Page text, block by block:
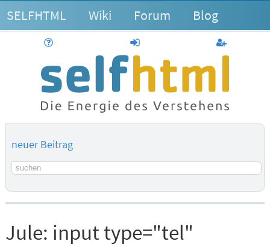
SELFHTML Wiki Forum Blog
anmelden
neuer Beitrag
Suchbegriff
Jule: input type="tel"